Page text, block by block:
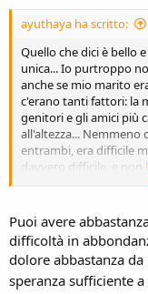
i
c
u
s
s
i
o
n
z
o
ayuthaya ha scritto:
Quello che dici è bello
unica... Io purtroppo
anche se mio marito
c'erano tanti fattori: la
genitori e gli amici più
all'altezza... Nemmeno
entrambi, era difficile
davvero difficile, e
regalato emozioni
(e lo sento dire
un'altra cosa...". Credo
subito, e che questo
passare del tempo il
Speriamo che sia
Puoi avere
difficoltà in
dolore abbastanza
speranza sufficiente